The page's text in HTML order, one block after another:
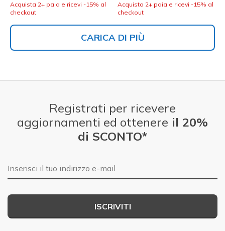
Acquista 2+ paia e ricevi -15% al
checkout
Acquista 2+ paia e ricevi -15% al
checkout
CARICA DI PIÙ
Registrati per ricevere
aggiornamenti ed ottenere il 20%
di SCONTO*
E-mail
ISCRIVITI